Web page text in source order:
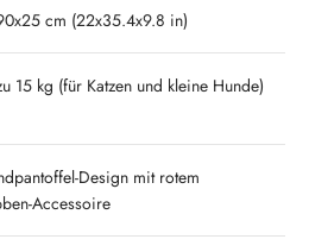
cm (22x35.4x9.8 in)
15 kg (für Katzen und kleine Hunde)
Design mit rotem
Accessoire